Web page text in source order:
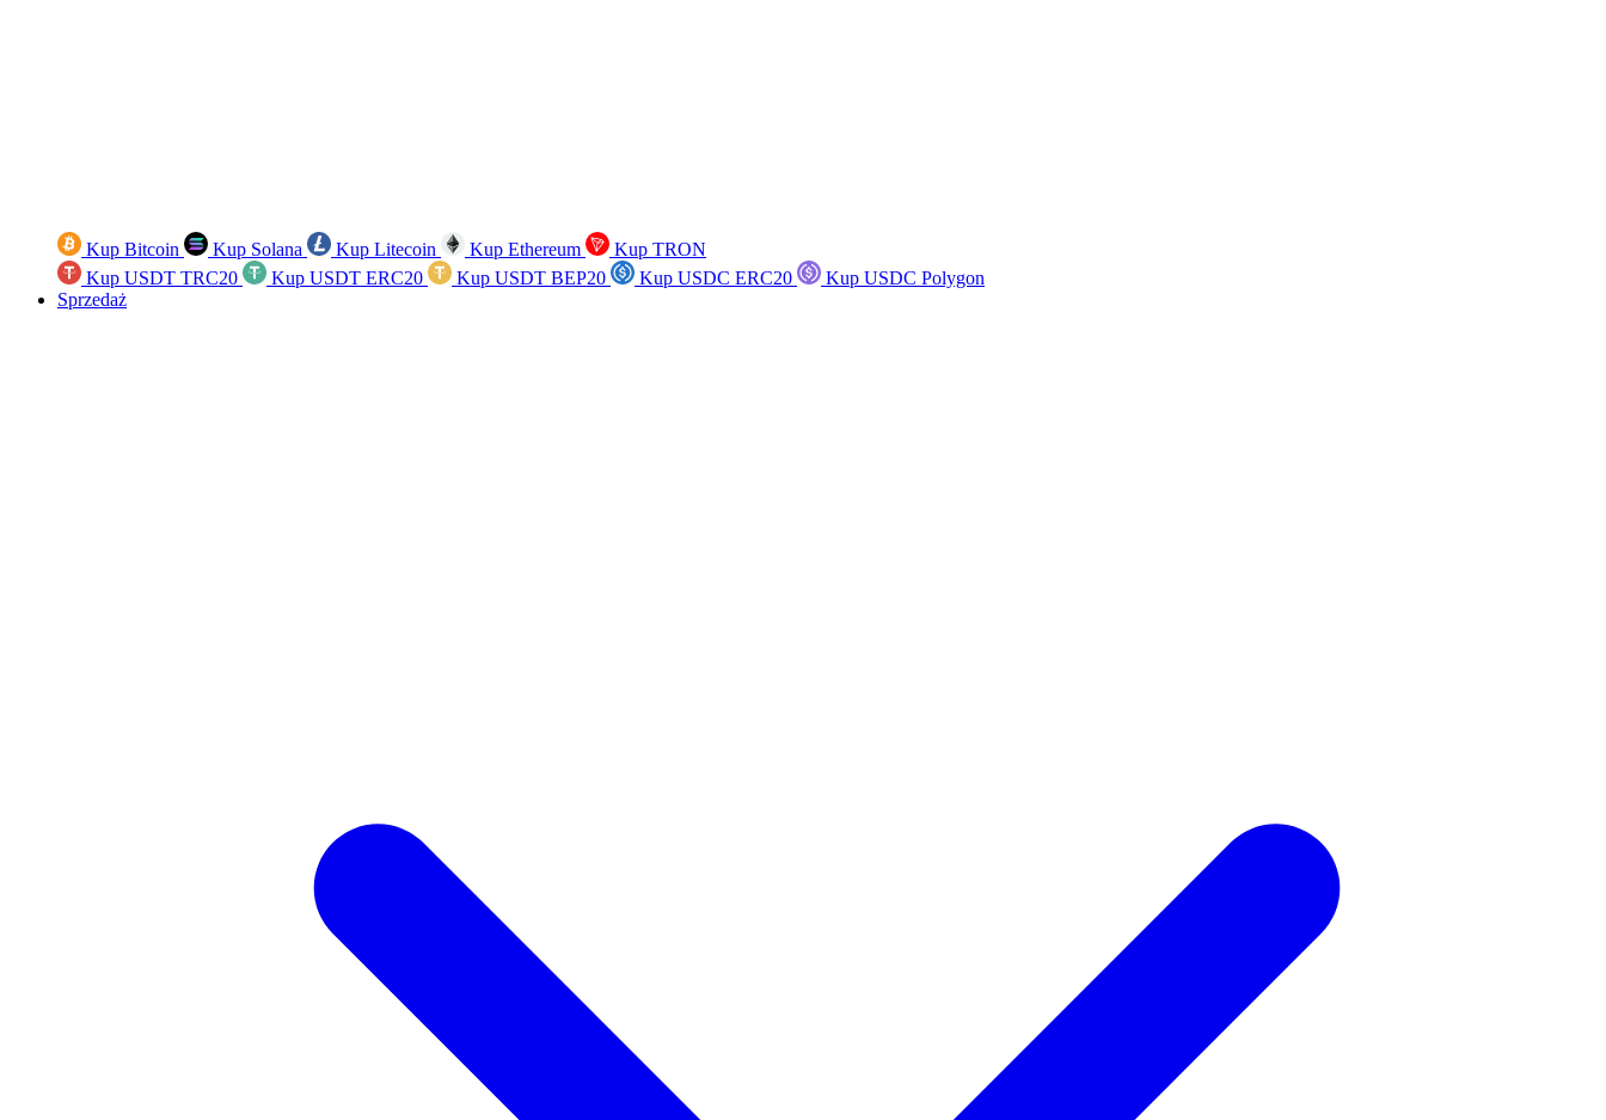
Kup Bitcoin Kup Solana Kup Litecoin Kup Ethereum
Kup TRON
Kup USDT TRC20
Kup USDT ERC20 Kup USDT BEP20 Kup USDC ERC20
Kup USDC Polygon
Sprzedaż